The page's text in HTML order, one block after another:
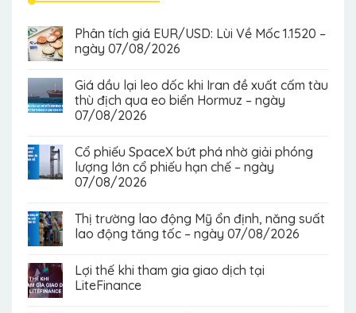
Phân tích giá EUR/USD: Lùi Về Mốc 1.1520 –
ngày 07/08/2026
Giá dầu lại leo dốc khi Iran đề xuất cấm tàu
thù địch qua eo biển Hormuz – ngày
07/08/2026
Cổ phiếu SpaceX bứt phá nhờ giải phóng
lượng lớn cổ phiếu hạn chế – ngày
07/08/2026
Thị trường lao động Mỹ ổn định, năng suất
lao động tăng tốc – ngày 07/08/2026
Lợi thế khi tham gia giao dịch tại
LiteFinance